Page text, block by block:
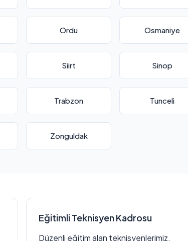
Ordu Osmaniye
Siirt Sinop
Trabzon Tunceli
Zonguldak
Eğitimli Teknisyen Kadrosu
Düzenli eğitim alan teknisyenlerimiz,